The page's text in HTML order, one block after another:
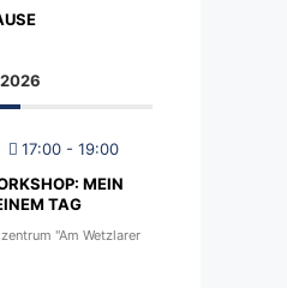
17:00 - 19:00
MEIN
TAG
"Am Wetzlarer